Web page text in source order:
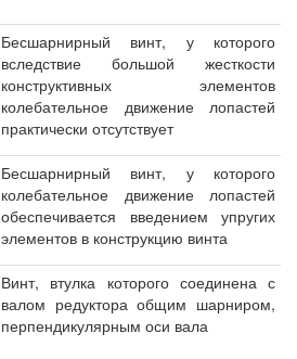
Бесшарнирный винт, у которого
вследствие большой жесткости
конструктивных элементов
колебательное движение лопастей
практически отсутствует
Бесшарнирный винт, у которого
колебательное движение лопастей
обеспечивается введением упругих
элементов в конструкцию винта
Винт, втулка которого соединена с
валом редуктора общим шарниром,
перпендикулярным оси вала